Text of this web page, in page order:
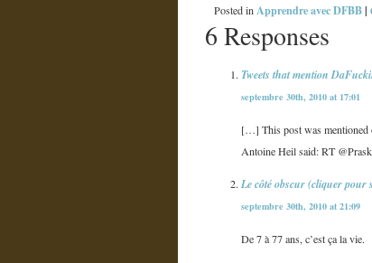
Posted inApprendre avec DFBB|
6 Responses
Tweets that mention
septembre 30th, 2010 at 17:01
[…] This post was mentioned
Antoine Heil said: RT
Le côté obscur (cliquer pour
septembre 30th, 2010 at 21:09
De 7 à 77 ans, c’est ça la vie.